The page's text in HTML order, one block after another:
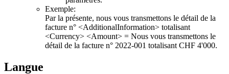
Exemple:
Par la présente, nous vous transmettons le détail de la
facture n° <AdditionalInformation> totalisant
<Currency> <Amount> = Nous vous transmettons le
détail de la facture n° 2022-001 totalisant CHF 4'000.
Langue